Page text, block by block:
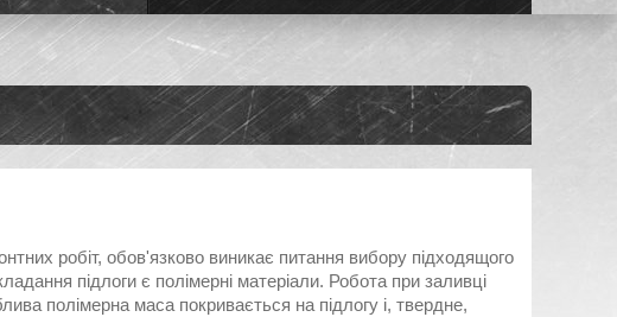
робіт, обов'язково виникає питання вибору підходящого
підлоги є полімерні матеріали. Робота при заливці
полімерна маса покривається на підлогу і, твердне,